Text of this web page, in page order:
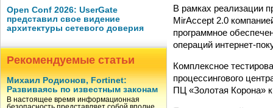
Open Conf 2026: UserGate
представил свое видение
архитектуры сетевого доверия
Рекомендуемые статьи
Михаил Родионов, Fortinet:
Развиваясь по известным законам
В настоящее время информационная
В рамках реализации
MirAccept 2.0
программное
операций интернет-
Комплексное
процессингового
ПЦ «Золотая Корона»